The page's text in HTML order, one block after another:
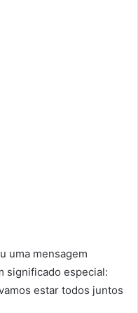
uma mensagem
significado especial:
estar todos juntos